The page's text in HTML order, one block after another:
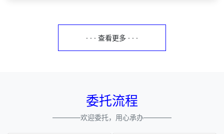
· · · 查看更多 · · ·
委托流程
————欢迎委托，用心承办————